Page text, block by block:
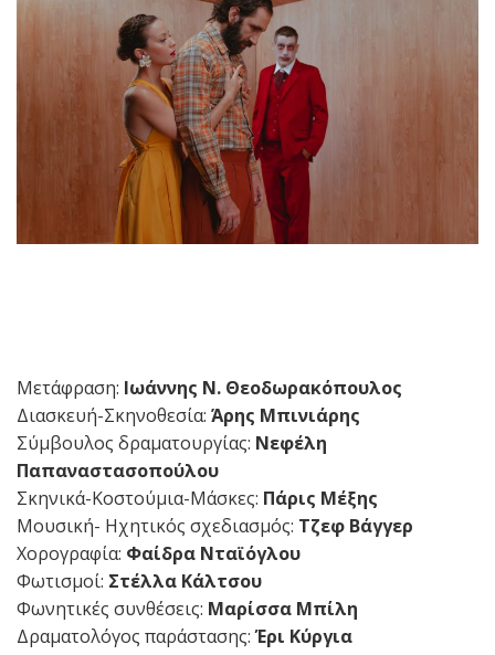
Μετάφραση: Ιωάννης N. Θεοδωρακόπουλος
Διασκευή-Σκηνοθεσία: Άρης Μπινιάρης
Σύμβουλος δραματουργίας: Νεφέλη
Παπαναστασοπούλου
Σκηνικά-Κοστούμια-Μάσκες: Πάρις Μέξης
Μουσική- Ηχητικός σχεδιασμός: Τζεφ Βάγγερ
Χορογραφία: Φαίδρα Νταϊόγλου
Φωτισμοί: Στέλλα Κάλτσου
Φωνητικές συνθέσεις: Μαρίσσα Μπίλη
Δραματολόγος παράστασης:Έρι Κύργια